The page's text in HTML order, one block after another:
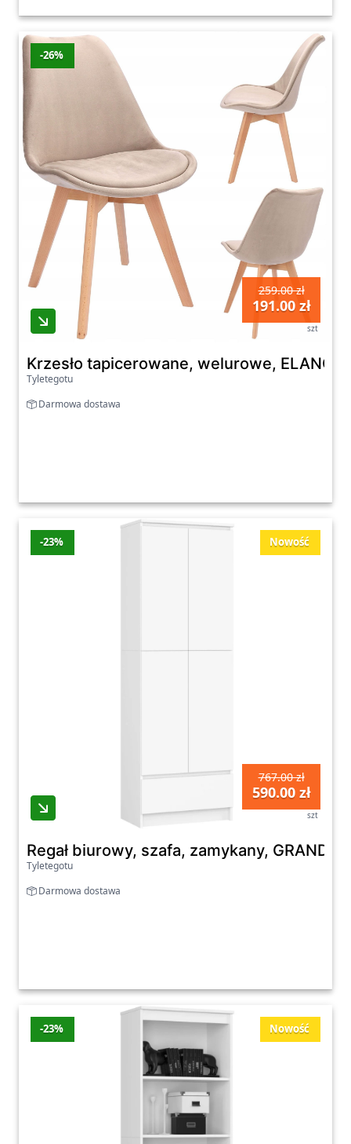
-26%
259.00 zł
191.00 zł
szt
Krzesło tapicerowane, welurowe,
Tyletegotu
Darmowa dostawa
Nowość
-23%
767.00 zł
590.00 zł
szt
Regał biurowy, szafa, zamykany, GRAND,
Tyletegotu
Darmowa dostawa
Nowość
-23%